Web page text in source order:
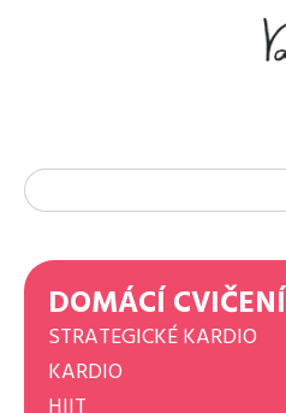
DOMÁCÍ CVIČENÍ
STRATEGICKÉ KARDIO
KARDIO
HIIT